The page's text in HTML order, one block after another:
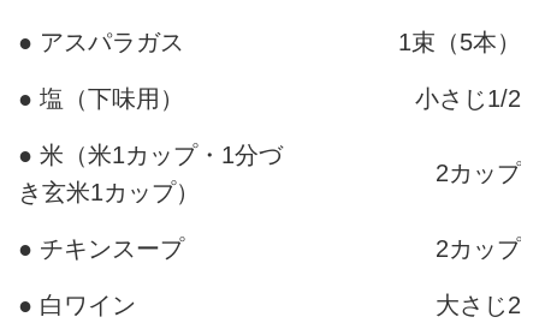
● アスパラガス 1束（5本）
● 塩（下味用） 小さじ1/2
● 米（米1カップ・1分づ
き玄米1カップ）
2カップ
● チキンスープ 2カップ
● 白ワイン 大さじ2